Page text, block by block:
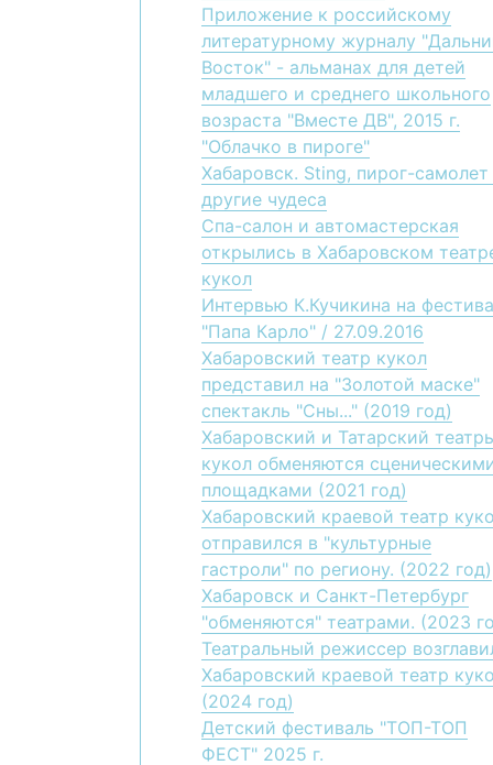
Приложение к российскому
литературному журналу
Восток" - альманах для детей
младшего и среднего школьного
возраста "Вместе ДВ", 2015 г.
"Облачко в пироге"
Хабаровск. Sting, пирог-самолет
другие чудеса
Спа-салон и автомастерская
открылись в Хабаровском
кукол
Интервью К.Кучикина на
"Папа Карло" / 27.09.2016
Хабаровский театр кукол
представил на "Золотой маске"
спектакль "Сны..." (2019 год)
Хабаровский и Татарский
кукол обменяются
площадками (2021 год)
Хабаровский краевой театр
отправился в "культурные
гастроли" по региону. (2022 год)
Хабаровск и Санкт-Петербург
"обменяются" театрами. (2023
Театральный режиссер
Хабаровский краевой театр
(2024 год)
Детский фестиваль "ТОП-ТОП
ФЕСТ" 2025 г.